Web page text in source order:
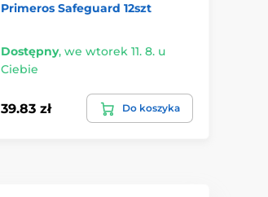
Primeros Safeguard 12szt
Dostępny, we wtorek 11. 8. u
Ciebie
39.83 zł Do koszyka